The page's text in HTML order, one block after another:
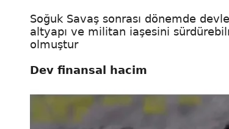
Soğuk Savaş sonrası dönemde
altyapı ve militan iaşesini
olmuştur
Dev finansal hacim